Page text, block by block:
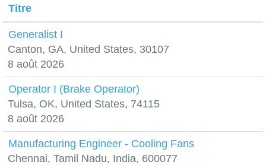
Titre
Generalist I
Canton, GA, United States, 30107
8 août 2026
Operator I (Brake Operator)
Tulsa, OK, United States, 74115
8 août 2026
Manufacturing Engineer - Cooling Fans
Chennai, Tamil Nadu, India, 600077